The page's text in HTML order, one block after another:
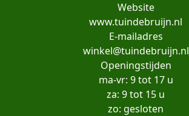
Website
www.tuindebruijn.nl
E-mailadres
winkel@tuindebruijn.nl
Openingstijden
ma-vr: 9 tot 17 u
za: 9 tot 15 u
zo: gesloten